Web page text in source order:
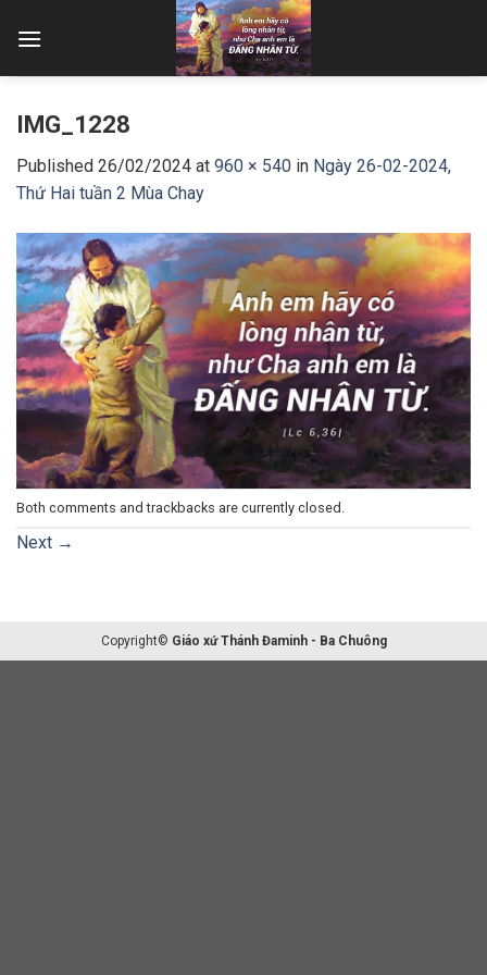
IMG_1228
Published 26/02/2024 at 960 × 540 in Ngày 26-02-2024,
Thứ Hai tuần 2 Mùa Chay
Both comments and trackbacks are currently closed.
Next →
Copyright© Giáo xứ Thánh Đaminh - Ba Chuông